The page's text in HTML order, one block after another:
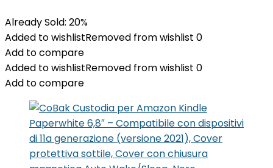
Already Sold: 20%
Added to wishlistRemoved from wishlist 0
Add to compare
Added to wishlistRemoved from wishlist 0
Add to compare